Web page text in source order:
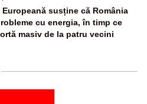
Europeană susține că România
cu energia, în timp ce
masiv de la patru vecini